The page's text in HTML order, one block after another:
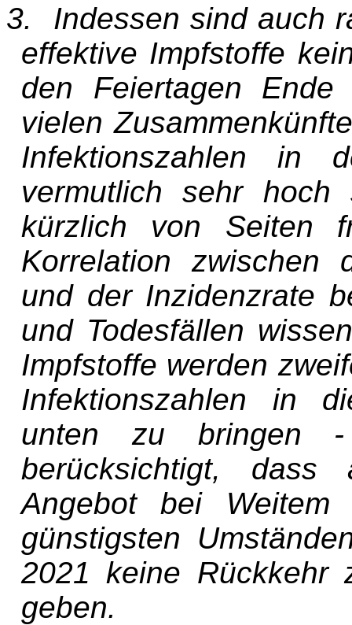
3. Indessen sind auch
effektive Impfstoffe
den Feiertagen
vielen
Infektionszahlen in
vermutlich sehr hoch
kürzlich von Seiten
Korrelation zwischen
und der Inzidenzrate
und Todesfällen
Impfstoffe werden
Infektionszahlen in
unten zu bringen -
berücksichtigt,
Angebot bei
günstigsten
2021 keine Rückkehr
geben.